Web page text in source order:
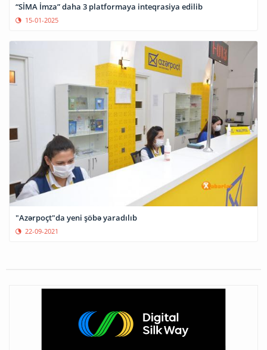
“SİMA İmza” daha 3 platformaya inteqrasiya edilib
15-01-2025
"Azərpoçt"da yeni şöbə yaradılıb
22-09-2021